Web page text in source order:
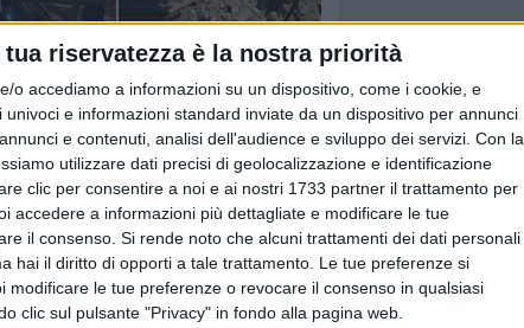
riservatezza è la nostra priorità
o accediamo a informazioni su un dispositivo, come i cookie, e
e informazioni standard inviate da un dispositivo per annunci
e contenuti, analisi dell'audience e sviluppo dei servizi. Con la
utilizzare dati precisi di geolocalizzazione e identificazione
clic per consentire a noi e ai nostri 1733 partner il trattamento per
accedere a informazioni più dettagliate e modificare le tue
il consenso. Si rende noto che alcuni trattamenti dei dati personali
hai il diritto di opporti a tale trattamento. Le tue preferenze si
modificare le tue preferenze o revocare il consenso in qualsiasi
clic sul pulsante "Privacy" in fondo alla pagina web.